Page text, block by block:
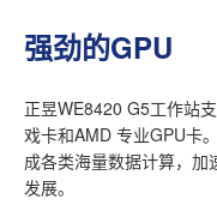
强劲的GPU
正昱WE8420 G5工作站
戏卡和AMD 专业GPU卡
成各类海量数据计算，加
发展。